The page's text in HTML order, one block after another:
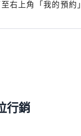
右上角「我的預約
行銷